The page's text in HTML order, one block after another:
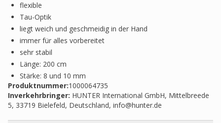
flexible
Tau-Optik
liegt weich und geschmeidig in der Hand
immer für alles vorbereitet
sehr stabil
Länge: 200 cm
Stärke: 8 und 10 mm
Produktnummer:1000064735
Inverkehrbringer: HUNTER International GmbH, Mittelbreede
5, 33719 Bielefeld, Deutschland, info@hunter.de